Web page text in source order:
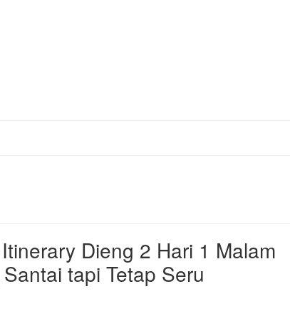
Dieng 2 Hari 1 Malam
tapi Tetap Seru